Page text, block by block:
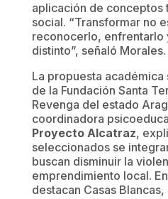
aplicación de conceptos
social. “Transformar no
reconocerlo, enfrentarlo
distinto”, señaló Morales.
​La propuesta
de la Fundación Santa
Revenga del estado
coordinadora
Proyecto Alcatraz,
seleccionados se
buscan disminuir la
emprendimiento local.
destacan Casas